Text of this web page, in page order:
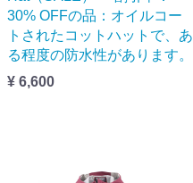
30% OFFの品：オイルコー
トされたコットハットで、あ
る程度の防水性があります。
¥ 6,600